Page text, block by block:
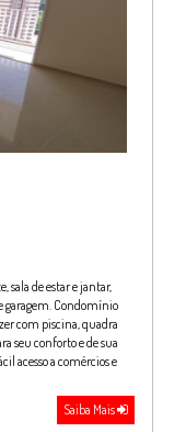
sala de estar e jantar,
garagem. Condomínio
com piscina, quadra
seu conforto e de sua
acesso a comércios e
Saiba Mais